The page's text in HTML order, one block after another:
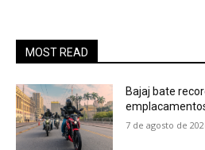
MOST READ
Bajaj bate
7 de agosto de